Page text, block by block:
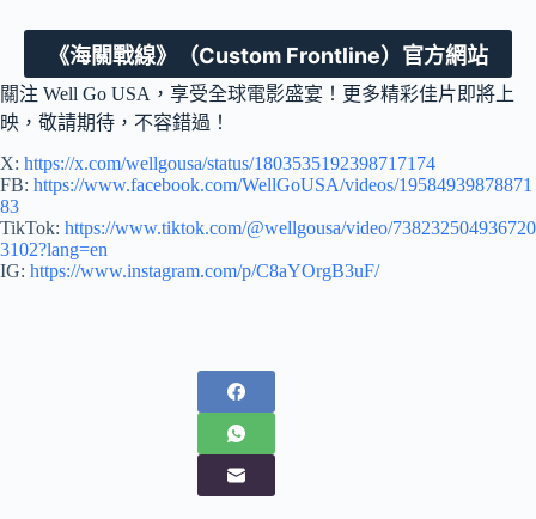
《海關戰線》（Custom Frontline）官方網站
關注 Well Go USA，享受全球電影盛宴！更多精彩佳片即將上
映，敬請期待，不容錯過！
X: https://x.com/wellgousa/status/1803535192398717174
FB: https://www.facebook.com/WellGoUSA/videos/19584939878871
83
TikTok: https://www.tiktok.com/@wellgousa/video/738232504936720
3102?lang=en
IG: https://www.instagram.com/p/C8aYOrgB3uF/